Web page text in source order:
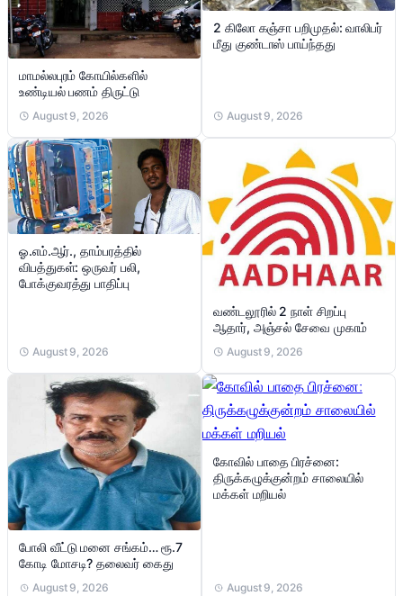
மாமல்லபுரம் கோயில்களில்
உண்டியல் பணம் திருட்டு
August 9, 2026
2 கிலோ கஞ்சா பறிமுதல்: வாலிபர்
மீது குண்டாஸ் பாய்ந்தது
August 9, 2026
ஓ.எம்.ஆர்., தாம்பரத்தில்
விபத்துகள்: ஒருவர் பலி,
போக்குவரத்து பாதிப்பு
August 9, 2026
வண்டலூரில் 2 நாள் சிறப்பு
ஆதார், அஞ்சல் சேவை முகாம்
August 9, 2026
போலி வீட்டு மனை சங்கம்… ரூ.7
கோடி மோசடி? தலைவர் கைது
August 9, 2026
கோவில் பாதை பிரச்னை:
திருக்கழுக்குன்றம் சாலையில்
மக்கள் மறியல்
August 9, 2026